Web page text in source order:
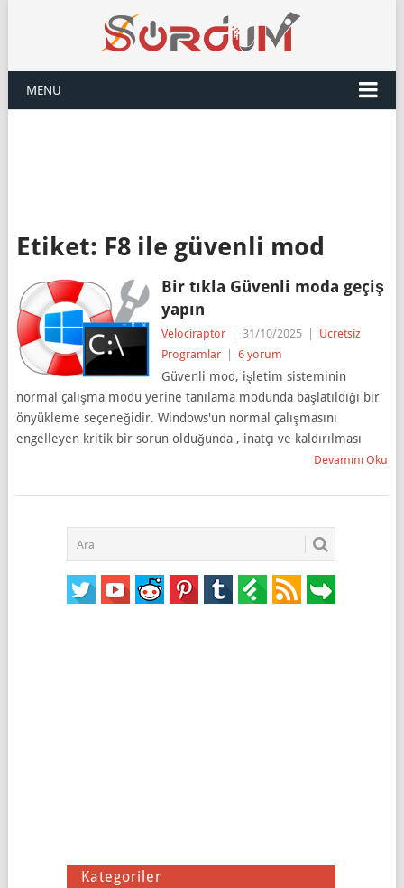
MENU
Etiket: F8 ile güvenli mod
Bir tıkla Güvenli moda geçiş
yapın
Velociraptor 31/10/2025
Ücretsiz
Programlar
6 yorum
Güvenli mod, işletim sisteminin
normal çalışma modu yerine tanılama modunda başlatıldığı bir
önyükleme seçeneğidir. Windows'un normal çalışmasını
engelleyen kritik bir sorun olduğunda , inatçı ve kaldırılması
Devamını Oku
Kategoriler